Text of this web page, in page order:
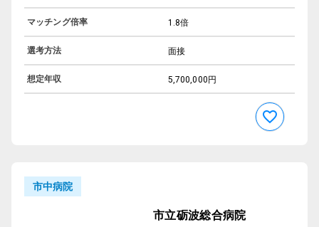
マッチング倍率 1.8倍
選考方法 面接
想定年収 5,700,000円
市中病院
市立砺波総合病院